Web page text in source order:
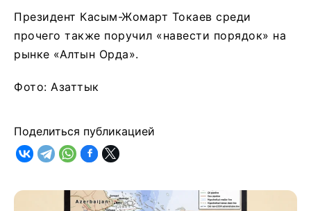
Президент Касым-Жомарт Токаев среди
прочего также поручил «навести порядок» на
рынке «Алтын Орда».
Фото: Азаттык
Поделиться публикацией